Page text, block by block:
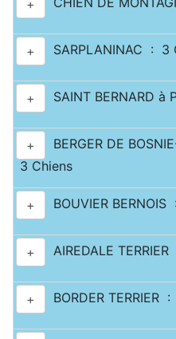
+
+ SARPLANINAC : 3
+ SAINT BERNARD
+
BERGER DE
3 Chiens
+ BOUVIER
+ AIREDALE
+ BORDER TERRIER